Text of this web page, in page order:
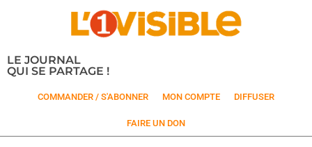
LE JOURNAL
QUI SE PARTAGE !
COMMANDER / S'ABONNER MON COMPTE DIFFUSER
FAIRE UN DON